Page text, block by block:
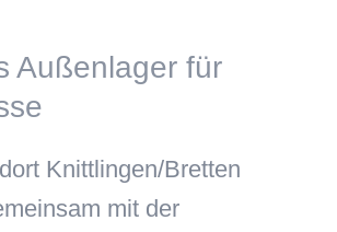
Außenlager für
Knittlingen/Bretten
mit der